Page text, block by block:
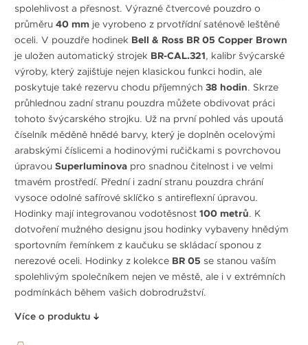
spolehlivost a přesnost. Výrazné čtvercové pouzdro o
průměru 40 mm je vyrobeno z prvotřídní saténově leštěné
oceli. V pouzdře hodinek Bell & Ross BR 05 Copper Brown
je uložen automatický strojek BR-CAL.321, kalibr švýcarské
výroby, který zajišťuje nejen klasickou funkci hodin, ale
poskytuje také rezervu chodu příjemných 38 hodin. Skrze
průhlednou zadní stranu pouzdra můžete obdivovat práci
tohoto švýcarského strojku. Už na první pohled vás upoutá
číselník měděně hnědé barvy, který je doplněn ocelovými
arabskými číslicemi a hodinovými ručičkami s povrchovou
úpravou Superluminova pro snadnou čitelnost i ve velmi
tmavém prostředí. Přední i zadní stranu pouzdra chrání
vysoce odolné safírové sklíčko s antireflexní úpravou.
Hodinky mají integrovanou vodotěsnost 100 metrů. K
dotvoření mužného designu jsou hodinky vybaveny hnědým
sportovním řemínkem z kaučuku se skládací sponou z
nerezové oceli. Hodinky z kolekce BR 05 se stanou vaším
spolehlivým společníkem nejen ve městě, ale i v extrémních
podmínkách během vašich dobrodružství.
Více o produktu